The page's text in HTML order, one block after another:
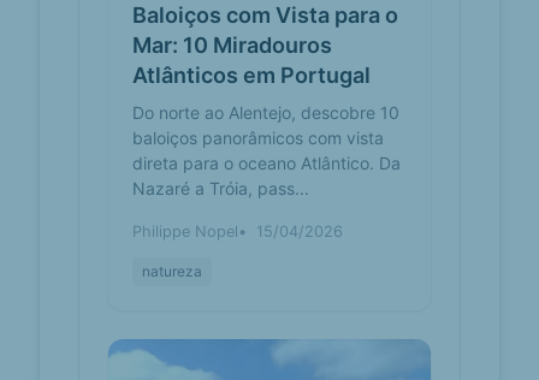
Você pode chegar a Baloiço Aviste
As Berlengas de Autocarro. Estas
são as linhas e rotas que param nas
Geoparque
Oeste: Um
Geoparque
UNESCO a
visita -
Baloiço aviste as Berlengas e Baloiço
da Serra de Todo o Mundo. ...
Baloiços com Vista para o
Mar: 10 Miradouros
Atlânticos em Portugal
Do norte ao Alentejo, descobre 10
baloiços panorâmicos com vista
direta para o oceano Atlântico. Da
Nazaré a Tróia, pass...
Philippe Nopel 15/04/2026
natureza